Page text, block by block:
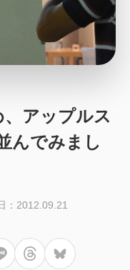
周辺機器
、アップルス
んでみまし
：2012.09.21